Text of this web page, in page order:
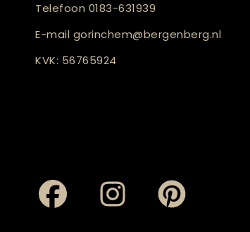
Telefoon 0183-631939
E-mail gorinchem@bergenberg.nl
KVK: 56765924